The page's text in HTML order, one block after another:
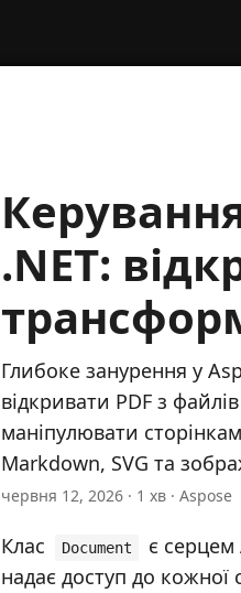
.NET:
Глибоке занурення у
відкривати PDF з
маніпулювати
Markdown, SVG та
червня 12, 2026 · 1 хв · Aspose
Клас Document
є серцем
надає доступ до кожної